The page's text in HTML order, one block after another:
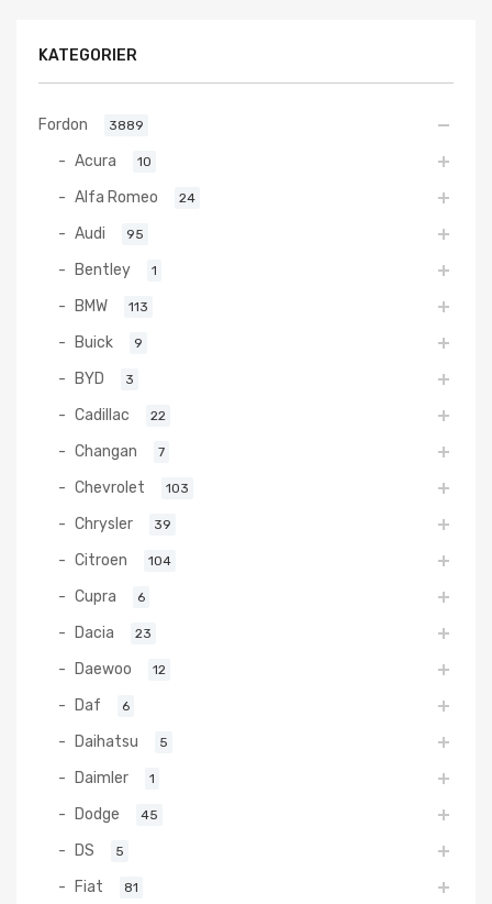
KATEGORIER
Fordon 3889
Acura 10
Alfa Romeo 24
Audi 95
Bentley 1
BMW 113
Buick 9
BYD 3
Cadillac 22
Changan 7
Chevrolet 103
Chrysler 39
Citroen 104
Cupra 6
Dacia 23
Daewoo 12
Daf 6
Daihatsu 5
Daimler 1
Dodge 45
DS 5
Fiat 81